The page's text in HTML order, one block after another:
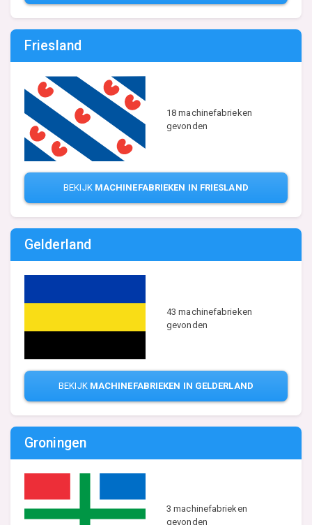
Friesland
18 machinefabrieken
gevonden
BEKIJK MACHINEFABRIEKEN IN FRIESLAND
Gelderland
43 machinefabrieken
gevonden
BEKIJK MACHINEFABRIEKEN IN GELDERLAND
Groningen
3 machinefabrieken
gevonden